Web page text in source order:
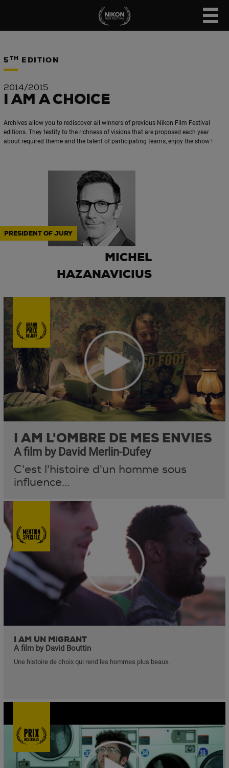
5 TH EDITION
2014/2015
I AM A CHOICE
Archives allow you to rediscover all winners of previous Nikon Film Festival
editions. They testify to the richness of visions that are proposed each year
about required theme and the talent of participating teams, enjoy the show !
MICHEL
HAZANAVICIUS
PRESIDENT OF JURY
I AM L'OMBRE DE MES ENVIES
A film by David Merlin-Dufey
C'est l'histoire d'un homme sous
influence...
I AM UN MIGRANT
A film by David Bouttin
Une histoire de choix qui rend les hommes plus beaux.